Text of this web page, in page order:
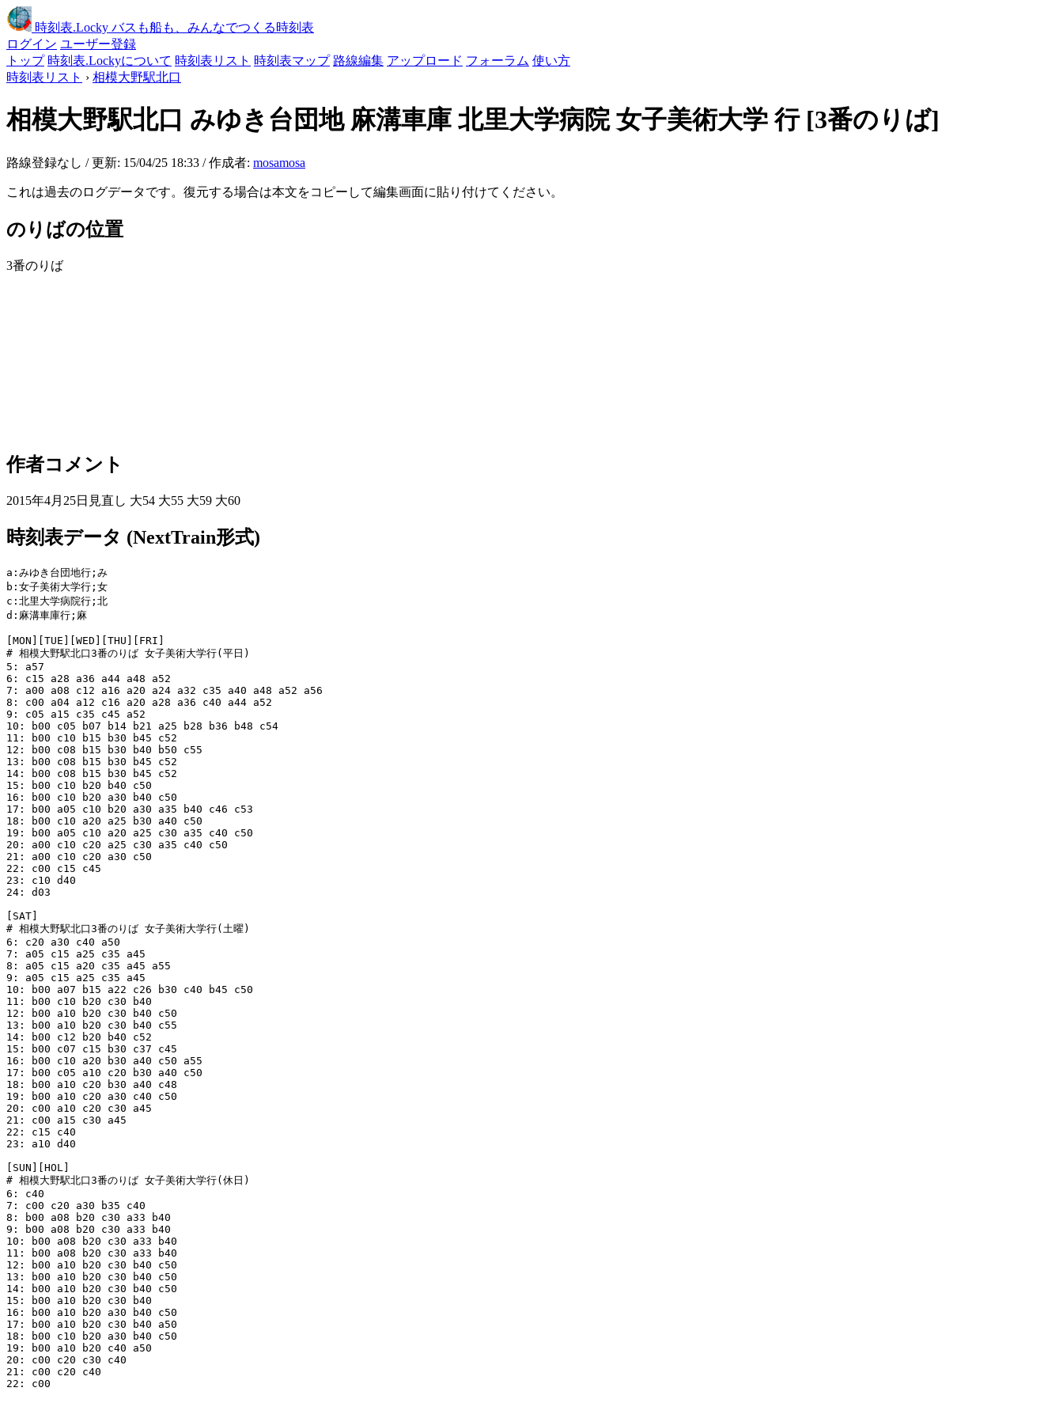
時刻表.Locky バスも船も、みんなでつくる時刻表
ログイン ユーザー登録
トップ 時刻表.Lockyについて 時刻表リスト 時刻表マップ 路線編集 アップロード フォーラム 使い方
時刻表リスト › 相模大野駅北口
相模大野駅北口 みゆき台団地 麻溝車庫 北里大学病院 女子美術大学 行 [3番のりば]
路線登録なし / 更新: 15/04/25 18:33 / 作成者: mosamosa
これは過去のログデータです。復元する場合は本文をコピーして編集画面に貼り付けてください。
のりばの位置
3番のりば
作者コメント
2015年4月25日見直し 大54 大55 大59 大60
時刻表データ (NextTrain形式)
a:みゆき台団地行;み
b:女子美術大学行;女
c:北里大学病院行;北
d:麻溝車庫行;麻
[MON][TUE][WED][THU][FRI]
# 相模大野駅北口3番のりば 女子美術大学行(平日)
5: a57
6: c15 a28 a36 a44 a48 a52
7: a00 a08 c12 a16 a20 a24 a32 c35 a40 a48 a52 a56
8: c00 a04 a12 c16 a20 a28 a36 c40 a44 a52
9: c05 a15 c35 c45 a52
10: b00 c05 b07 b14 b21 a25 b28 b36 b48 c54
11: b00 c10 b15 b30 b45 c52
12: b00 c08 b15 b30 b40 b50 c55
13: b00 c08 b15 b30 b45 c52
14: b00 c08 b15 b30 b45 c52
15: b00 c10 b20 b40 c50
16: b00 c10 b20 a30 b40 c50
17: b00 a05 c10 b20 a30 a35 b40 c46 c53
18: b00 c10 a20 a25 b30 a40 c50
19: b00 a05 c10 a20 a25 c30 a35 c40 c50
20: a00 c10 c20 a25 c30 a35 c40 c50
21: a00 c10 c20 a30 c50
22: c00 c15 c45
23: c10 d40
24: d03
[SAT]
# 相模大野駅北口3番のりば 女子美術大学行(土曜)
6: c20 a30 c40 a50
7: a05 c15 a25 c35 a45
8: a05 c15 a20 c35 a45 a55
9: a05 c15 a25 c35 a45
10: b00 a07 b15 a22 c26 b30 c40 b45 c50
11: b00 c10 b20 c30 b40
12: b00 a10 b20 c30 b40 c50
13: b00 a10 b20 c30 b40 c55
14: b00 c12 b20 b40 c52
15: b00 c07 c15 b30 c37 c45
16: b00 c10 a20 b30 a40 c50 a55
17: b00 c05 a10 c20 b30 a40 c50
18: b00 a10 c20 b30 a40 c48
19: b00 a10 c20 a30 c40 c50
20: c00 a10 c20 c30 a45
21: c00 a15 c30 a45
22: c15 c40
23: a10 d40
[SUN][HOL]
# 相模大野駅北口3番のりば 女子美術大学行(休日)
6: c40
7: c00 c20 a30 b35 c40
8: b00 a08 b20 c30 a33 b40
9: b00 a08 b20 c30 a33 b40
10: b00 a08 b20 c30 a33 b40
11: b00 a08 b20 c30 a33 b40
12: b00 a10 b20 c30 b40 c50
13: b00 a10 b20 c30 b40 c50
14: b00 a10 b20 c30 b40 c50
15: b00 a10 b20 c30 b40
16: b00 a10 b20 a30 b40 c50
17: b00 a10 b20 c30 b40 a50
18: b00 c10 b20 a30 b40 c50
19: b00 a10 b20 c40 a50
20: c00 c20 c30 c40
21: c00 c20 c40
22: c00